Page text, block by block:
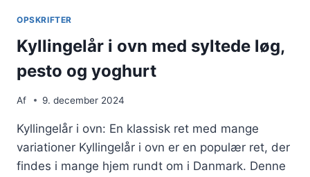
TIMIAN
OPSKRIFTER
Kyllingelår i ovn med syltede løg,
pesto og yoghurt
Af 9. december 2024
Kyllingelår i ovn: En klassisk ret med mange
variationer Kyllingelår i ovn er en populær ret, der
findes i mange hjem rundt om i Danmark. Denne